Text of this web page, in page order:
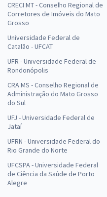
CRECI MT - Conselho Regional de
Corretores de Imóveis do Mato
Grosso
Universidade Federal de
Catalão - UFCAT
UFR - Universidade Federal de
Rondonópolis
CRA MS - Conselho Regional de
Administração do Mato Grosso
do Sul
UFJ - Universidade Federal de
Jataí
UFRN - Universidade Federal do
Rio Grande do Norte
UFCSPA - Universidade Federal
de Ciência da Saúde de Porto
Alegre